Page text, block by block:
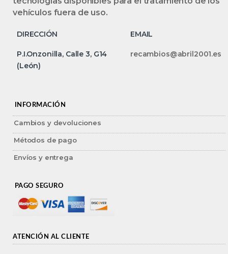
vehículos fuera de uso.
DIRECCIÓN EMAIL
P.I.Onzonilla, Calle 3, G14
(León)
recambios@abril2001.es
INFORMACIÓN
Cambios y devoluciones
Métodos de pago
Envíos y entrega
PAGO SEGURO
ATENCIÓN AL CLIENTE